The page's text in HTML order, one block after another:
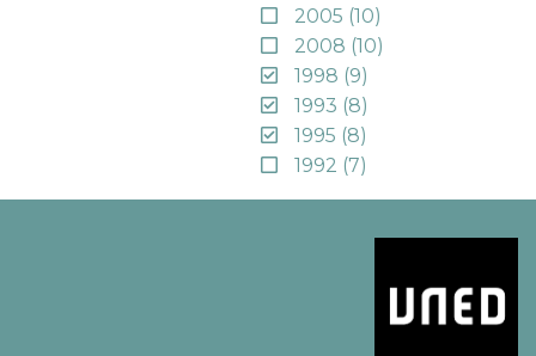
2005 (10)
2008 (10)
1998 (9)
1993 (8)
1995 (8)
1992 (7)